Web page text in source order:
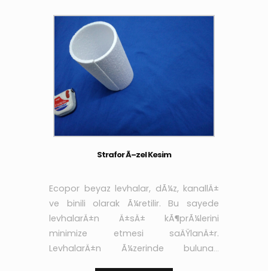
Strafor Ã–zel Kesim
Ecopor beyaz levhalar, dÃ¼z, kanallÄ±
ve binili olarak Ã¼retilir. Bu sayede
levhalarÄ±n Ä±sÄ± kÃ¶prÃ¼lerini
minimize etmesi saÄŸlanÄ±r.
LevhalarÄ±n Ã¼zerinde bulunan